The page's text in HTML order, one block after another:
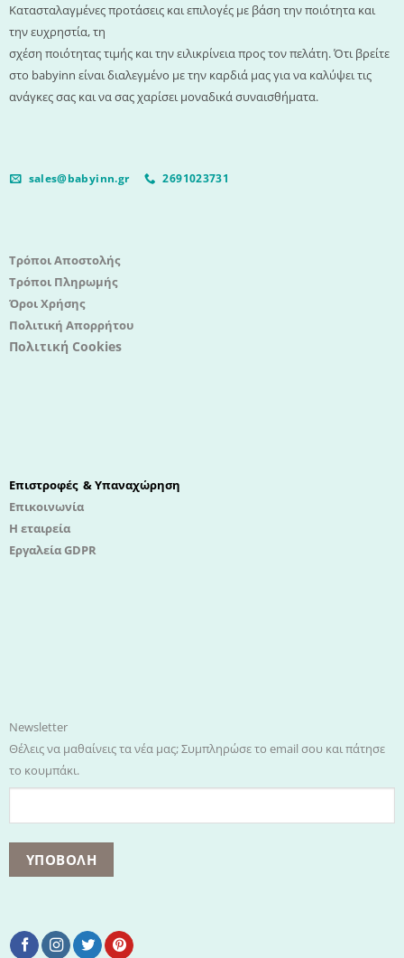
Κατασταλαγμένες προτάσεις και επιλογές με βάση την ποιότητα και
την ευχρηστία, τη
σχέση ποιότητας τιμής και την ειλικρίνεια προς τον πελάτη. Ότι βρείτε
στο babyinn είναι διαλεγμένο με την καρδιά μας για να καλύψει τις
ανάγκες σας και να σας χαρίσει μοναδικά συναισθήματα.
sales@babyinn.gr 2691023731
Τρόποι Αποστολής
Τρόποι Πληρωμής
Όροι Χρήσης
Πολιτική Απορρήτου
Πολιτική Cookies
Επιστροφές & Υπαναχώρηση
Επικοινωνία
Η εταιρεία
Εργαλεία GDPR
Newsletter
Θέλεις να μαθαίνεις τα νέα μας; Συμπληρώσε το email σου και πάτησε
το κουμπάκι.